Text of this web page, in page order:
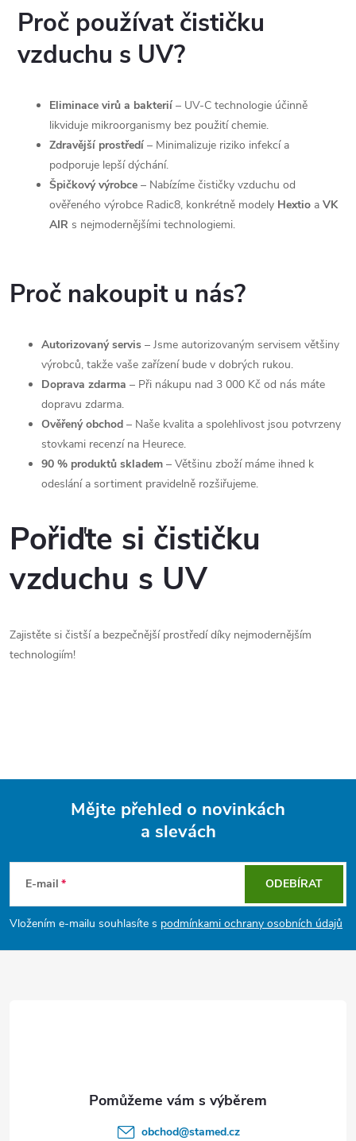
Proč používat čističku
vzduchu s UV?
Eliminace virů a bakterií – UV-C technologie účinně
likviduje mikroorganismy bez použití chemie.
Zdravější prostředí – Minimalizuje riziko infekcí a
podporuje lepší dýchání.
Špičkový výrobce – Nabízíme čističky vzduchu od
ověřeného výrobce Radic8, konkrétně modely Hextio a VK
AIR s nejmodernějšími technologiemi.
Proč nakoupit u nás?
Autorizovaný servis – Jsme autorizovaným servisem většiny
výrobců, takže vaše zařízení bude v dobrých rukou.
Doprava zdarma – Při nákupu nad 3 000 Kč od nás máte
dopravu zdarma.
Ověřený obchod – Naše kvalita a spolehlivost jsou potvrzeny
stovkami recenzí na Heurece.
90 % produktů skladem – Většinu zboží máme ihned k
odeslání a sortiment pravidelně rozšiřujeme.
Pořiďte si čističku
vzduchu s UV
Zajistěte si čistší a bezpečnější prostředí díky nejmodernějším
technologiím!
p
Mějte přehled o novinkách
a slevách
E-mail
Vložením e-mailu souhlasíte s podmínkami ochrany osobních údajů
ODEBÍRAT
obchod@stamed.cz